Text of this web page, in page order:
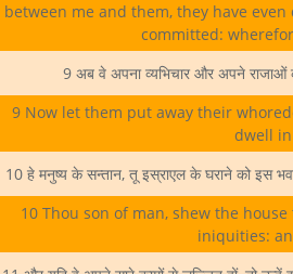
between me and them, they have
committed:
9 अब वे अपना व्यभिचार और अपने राजाओं
9 Now let them put away their
dwell
10 हे मनुष्य के सन्तान, तू इस्राएल के घराने को इस
10 Thou son of man, shew the
iniquities: